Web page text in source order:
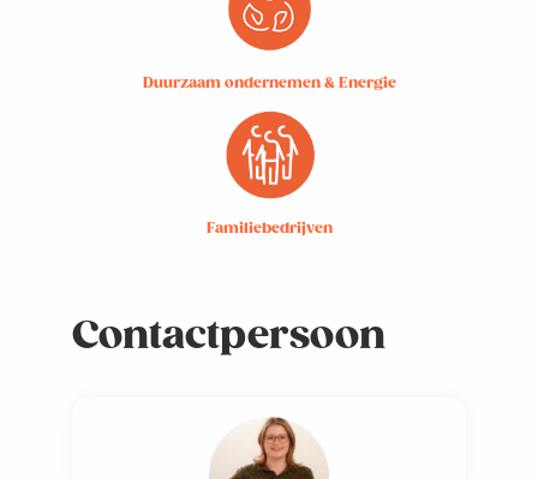
Duurzaam ondernemen & Energie
Familiebedrijven
Contactpersoon